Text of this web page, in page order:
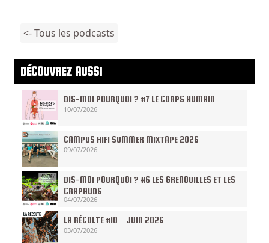
<- Tous les podcasts
DÉCOUVREZ AUSSI
DIS-MOI POURQUOI ? #7 LE CORPS HUMAIN
10/07/2026
CAMPUS HIFI SUMMER MIXTAPE 2026
09/07/2026
DIS-MOI POURQUOI ? #6 LES GRENOUILLES ET LES
CRAPAUDS
04/07/2026
LA RÉCOLTE #10 – JUIN 2026
03/07/2026